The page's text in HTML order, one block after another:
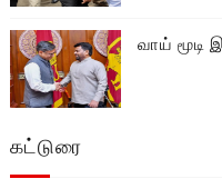
வாய்
கட்டுரை